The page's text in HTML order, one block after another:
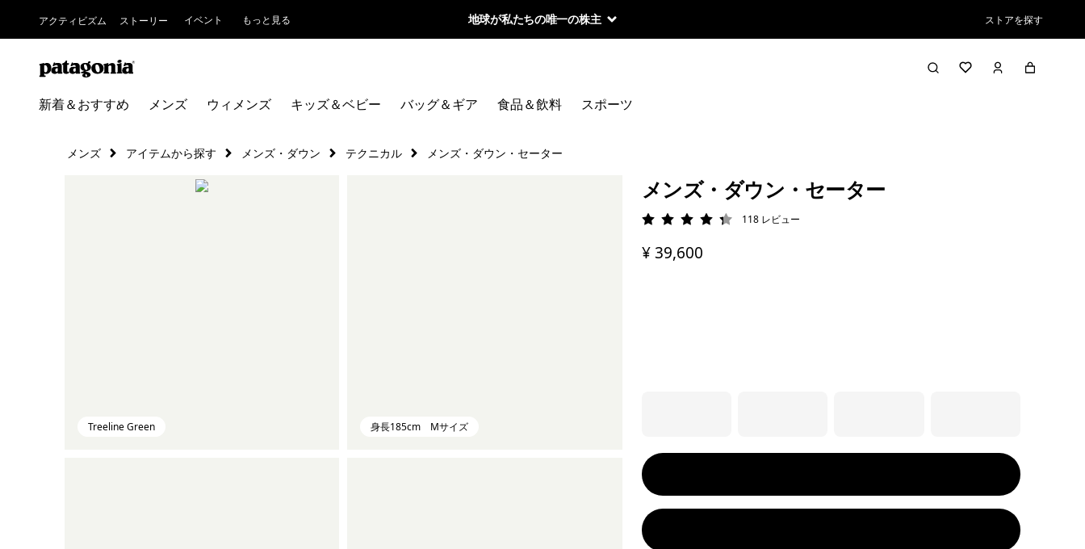
アクティビズム ストーリー イベント もっと見る 地球が私たちの唯一の株主 ストアを探す
新着＆おすすめ メンズ ウィメンズ キッズ＆ベビー バッグ＆ギア 食品＆飲料 スポーツ
メンズ アイテムから探す メンズ・ダウン テクニカル メンズ・ダウン・セーター
Treeline Green 身長185cm Mサイズ
メンズ・ダウン・セーター
評価: 4.3 / 5118 レビュー
¥ 39,600